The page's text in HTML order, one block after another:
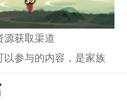
源获取渠道
以参与的内容，是家族